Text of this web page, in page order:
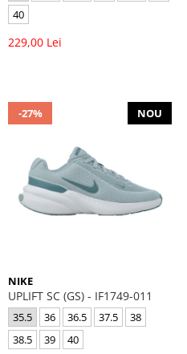
40
229,00 Lei
-27% NOU
NIKE
UPLIFT SC (GS) - IF1749-011
35.5 36 36.5 37.5
38
38.5
39 40